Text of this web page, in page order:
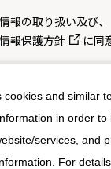
報の取り扱い及び、
報保護方針
に同
タンをクリックして
る
cookies and similar
in order to
services, and
For